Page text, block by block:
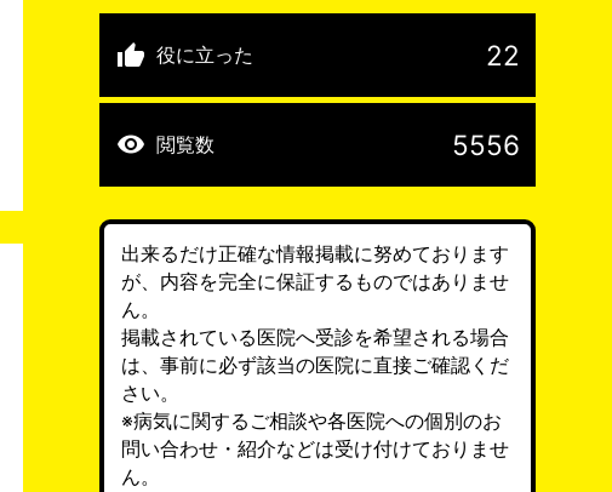
役に立った 22
閲覧数 5556
出来るだけ正確な情報掲載に努めております
が、内容を完全に保証するものではありませ
ん。
掲載されている医院へ受診を希望される場合
は、事前に必ず該当の医院に直接ご確認くだ
さい。
※病気に関するご相談や各医院への個別のお
問い合わせ・紹介などは受け付けておりませ
ん。